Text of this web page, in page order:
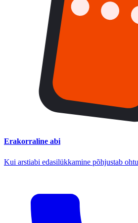
Erakorraline abi
Kui arstiabi edasilükkamine põhjustab